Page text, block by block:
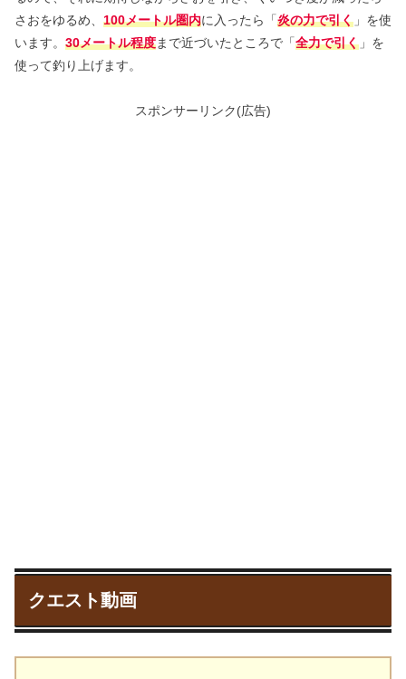
さおをゆるめ、 100メートル圏内に入ったら「炎の力で引く 」を使
います。 30メートル程度まで近づいたところで「全力で引く 」を
使って釣り上げます。
スポンサーリンク(広告)
クエスト動画